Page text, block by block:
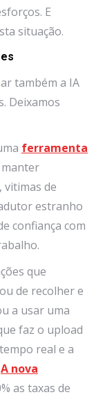
E
situação.
também a IA
Deixamos
ferramenta
de
estranho
confiança com
que
de recolher e
a usar uma
faz o upload
real e a
A nova
as taxas de